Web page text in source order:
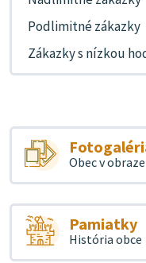
Podlimitné zákazky
Zákazky s nízkou
Obec v obraze
Pamiatky
História obce